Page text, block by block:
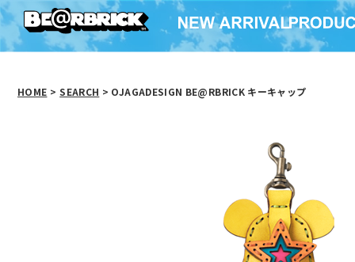
HOME > SEARCH > OJAGADESIGN BE@RBRICK キーキャップ